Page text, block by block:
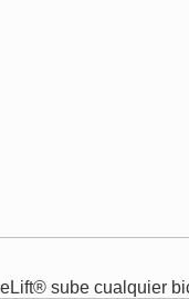
sube cualquier